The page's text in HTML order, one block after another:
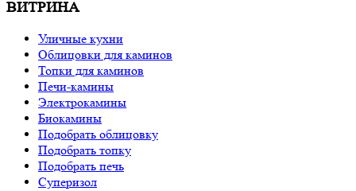
ВИТРИНА
Уличные кухни
Облицовки для каминов
Топки для каминов
Печи-камины
Электрокамины
Биокамины
Подобрать облицовку
Подобрать топку
Подобрать печь
Суперизол